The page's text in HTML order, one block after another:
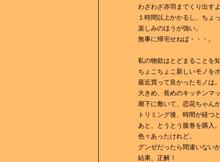
わざわざ赤羽までくり出す
１時間以上かかるし、ちょ
楽しみのほうが強い。
無事に帰宅せねば・・・。
私の物欲はとどまることを
ちょこちょこ新しいモノを
最近買って良かったモノは
大きめ、長めのキッチンマ
廊下に敷いて、恋花ちゃん
トリミング後、時間が経つ
あと、とうとう腹巻を購入
色々あったけれど。
グンゼだったら間違いない
結果、正解！